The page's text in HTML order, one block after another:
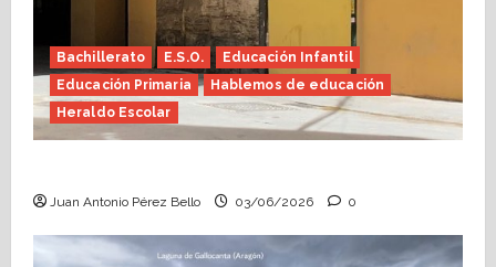
Bachillerato E.S.O.
Educación Infantil
Educación Primaria
Hablemos de educación
Heraldo Escolar
Juan Antonio Pérez Bello 03/06/2026 0